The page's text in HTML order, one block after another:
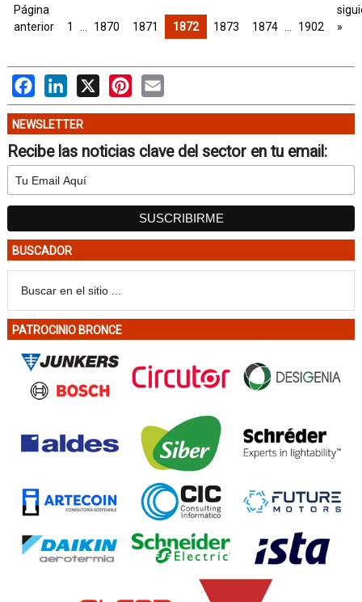
Página
anterior
1 1870 1871 1872 1873 1874 1902
»
FacebookLinkedIn
X PinterestEmail
NEWSLETTER
Recibe las noticias clave del sector en tu email:
BUSCADOR
PATROCINIO BRONCE